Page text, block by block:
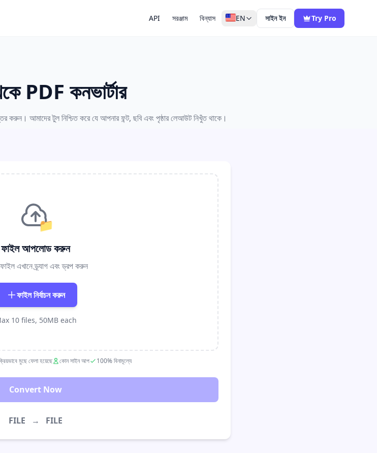
API সরঞ্জাম বিন্যাস EN সাইন ইন Try Pro
PDF কনভার্টার
করুন। আমাদের টুল নিশ্চিত করে যে আপনার ফন্ট, ছবি এবং পৃষ্ঠার লেআউট নিখুঁত থাকে।
📁
ফাইল আপলোড করুন
এখানে ড্র্যাগ এবং ড্রপ করুন
ফাইল নির্বাচন করুন
10 files, 50MB each
মুছে ফেলা হয়েছে কোন সাইন আপ 100% বিনামূল্যে
Convert Now
FILE → FILE